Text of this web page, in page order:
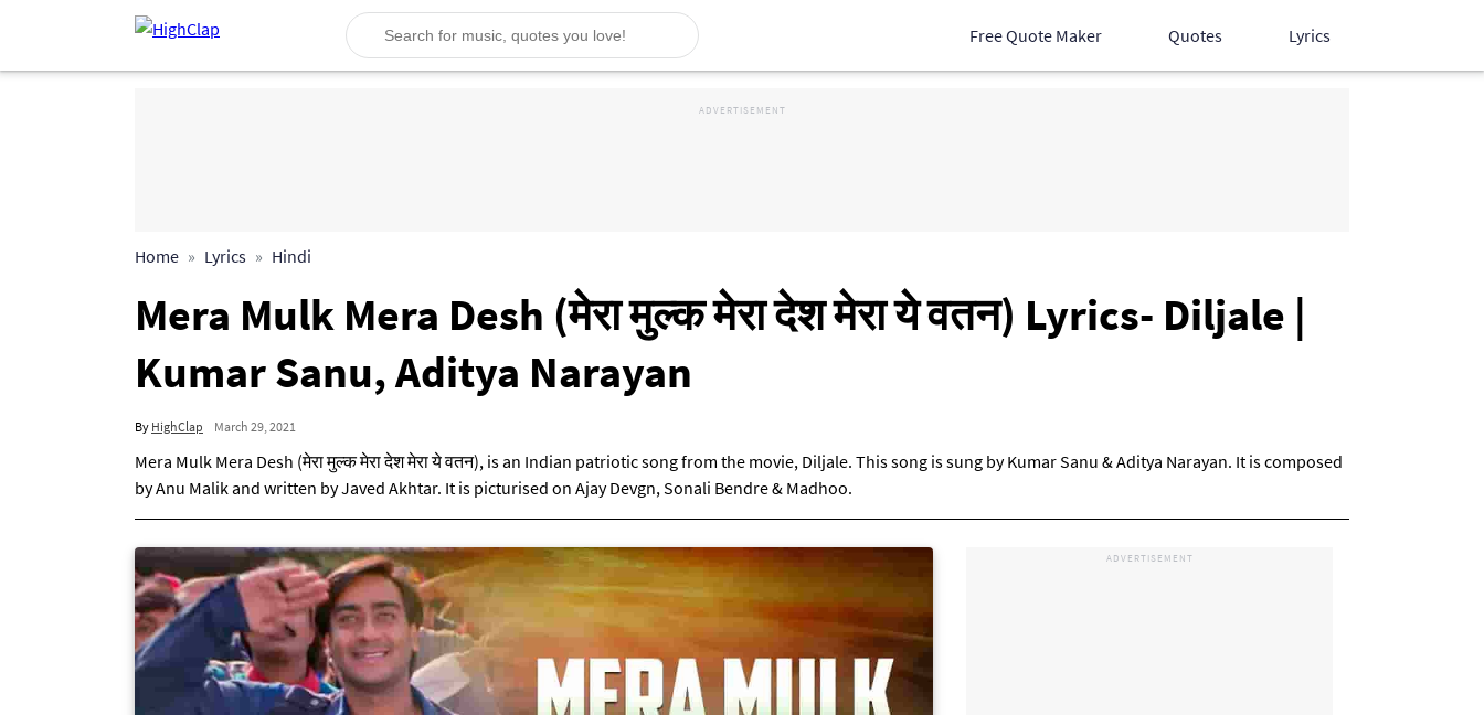
Free Quote Maker Quotes Lyrics
Home Lyrics Hindi
Mera Mulk Mera Desh (मेरा मुल्क मेरा देश मेरा ये वतन) Lyrics- Diljale |
Kumar Sanu, Aditya Narayan
By HighClap March 29, 2021
Mera Mulk Mera Desh (मेरा मुल्क मेरा देश मेरा ये वतन), is an Indian patriotic song from the movie, Diljale. This song is sung by Kumar Sanu & Aditya Narayan. It is composed
by Anu Malik and written by Javed Akhtar. It is picturised on Ajay Devgn, Sonali Bendre & Madhoo.